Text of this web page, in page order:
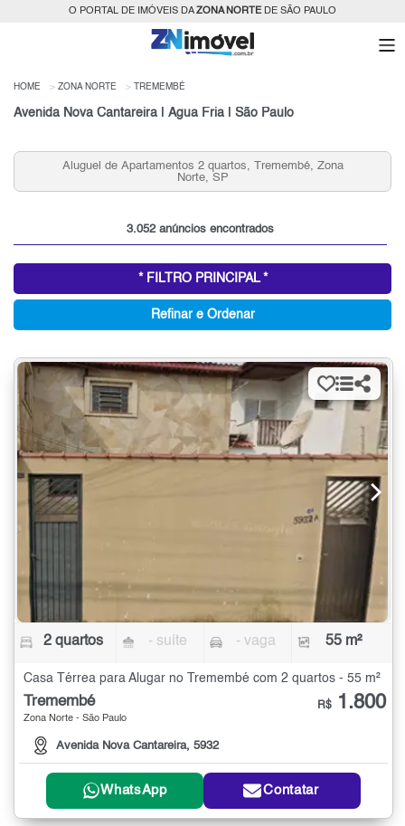
O PORTAL DE IMÓVEIS DAZONA NORTEDE SÃO PAULO
HOME ZONA NORTE TREMEMBÉ
Avenida Nova Cantareira | Água Fria | São Paulo
Tremembé, Zona
Condomínios Fechados 2 Quartos e 2
3.052 anúncios encontrados
* FILTRO PRINCIPAL *
Refinar e Ordenar
2 quartos - suíte - vaga 55 m²
Casa Térrea para Alugar no Tremembé com 2 quartos - 55 m²
Tremembé
Zona Norte - São Paulo
Avenida Nova Cantareira, 5932
R$ 1.800
WhatsApp Contatar